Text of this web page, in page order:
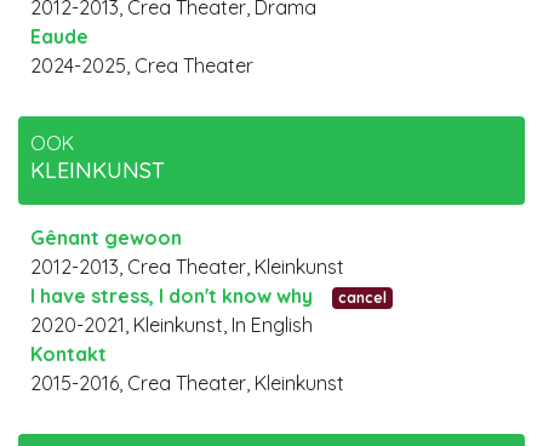
2012-2013, Crea Theater, Drama
Eaude
2024-2025, Crea Theater
OOK
KLEINKUNST
Gênant gewoon
2012-2013, Crea Theater, Kleinkunst
I have stress, I don't know why
cancel
2020-2021, Kleinkunst, In English
Kontakt
2015-2016, Crea Theater, Kleinkunst